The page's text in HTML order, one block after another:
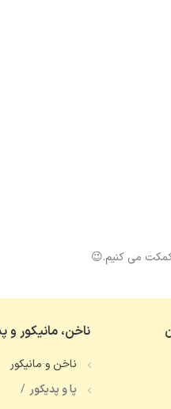
کمکت می کنیم.😉
ناخن، مانیکور و
ناخن و مانیکور
پا و پدیکور